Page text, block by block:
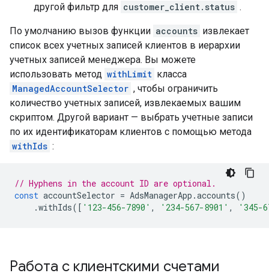
другой фильтр для customer_client.status .
По умолчанию вызов функции accounts извлекает
список всех учетных записей клиентов в иерархии
учетных записей менеджера. Вы можете
использовать метод withLimit класса
ManagedAccountSelector , чтобы ограничить
количество учетных записей, извлекаемых вашим
скриптом. Другой вариант — выбрать учетные записи
по их идентификаторам клиентов с помощью метода
withIds :
// Hyphens in the account ID are optional.
const accountSelector = AdsManagerApp .accounts()
.withIds([ '123-456-7890' , '234-567-8901' , '345-
Работа с клиентскими счетами